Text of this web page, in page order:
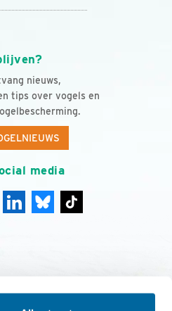
nieuws,
tips over vogels en
media